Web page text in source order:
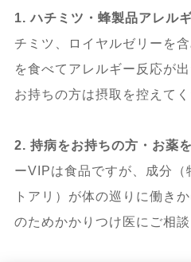
1. ハチミツ・蜂製品アレル
チミツ、ロイヤルゼリーを
を食べてアレルギー反応が
お持ちの方は摂取を控えてく
2. 持病をお持ちの方・お薬
ーVIPは食品ですが、成分（
トアリ）が体の巡りに働き
のためかかりつけ医にご相談